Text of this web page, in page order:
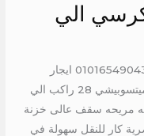
ميتسوبيشي 33 كرسي الي
ايجار ميتسوبيشي 33 كرسي الي مراسي 01016549043 ايجار
ميتسوبيشي 33 كرسي الي مراسي ايجار ميتسوبيشي 28 راكب الي
مريحه سقف عالى خزنة
كار للنقل سهولة في